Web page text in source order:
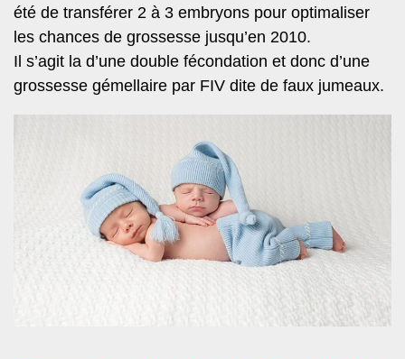
été de transférer 2 à 3 embryons pour optimaliser
les chances de grossesse jusqu’en 2010.
Il s’agit la d’une double fécondation et donc d’une
grossesse gémellaire par FIV dite de faux jumeaux.